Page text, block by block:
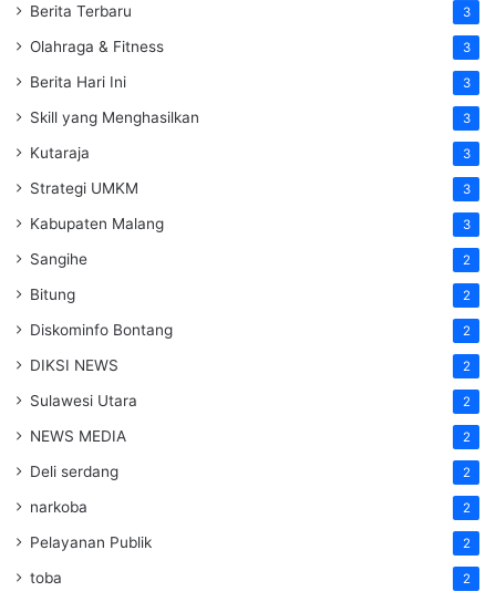
Berita Terbaru 3
Olahraga & Fitness 3
Berita Hari Ini 3
Skill yang Menghasilkan 3
Kutaraja 3
Strategi UMKM 3
Kabupaten Malang 3
Sangihe 2
Bitung 2
Diskominfo Bontang 2
DIKSI NEWS 2
Sulawesi Utara 2
NEWS MEDIA 2
Deli serdang 2
narkoba 2
Pelayanan Publik 2
toba 2